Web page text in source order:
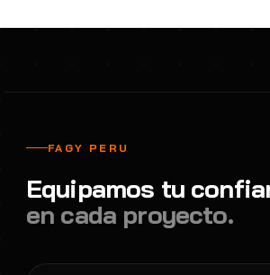
FAGY PERU
Equipamos tu
en cada proyecto.